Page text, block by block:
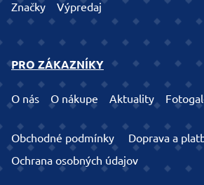
Značky
Výpredaj
PRO ZÁKAZNÍKY
O nás O nákupe Aktuality
Obchodné podmínky
Doprava a
Ochrana osobných údajov